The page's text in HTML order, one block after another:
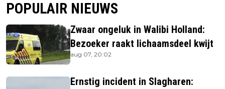
POPULAIR NIEUWS
Zwaar ongeluk in Walibi Holland:
Bezoeker raakt lichaamsdeel kwijt
aug 07, 20:02
Ernstig incident in Slagharen: